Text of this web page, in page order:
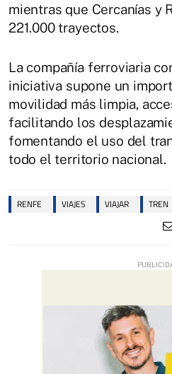
mientras que Cercanías y
221.000 trayectos.
La compañía ferroviaria
iniciativa supone un
movilidad más limpia,
facilitando los
fomentando el uso del
todo el territorio nacional.
RENFE VIAJES VIAJAR TREN